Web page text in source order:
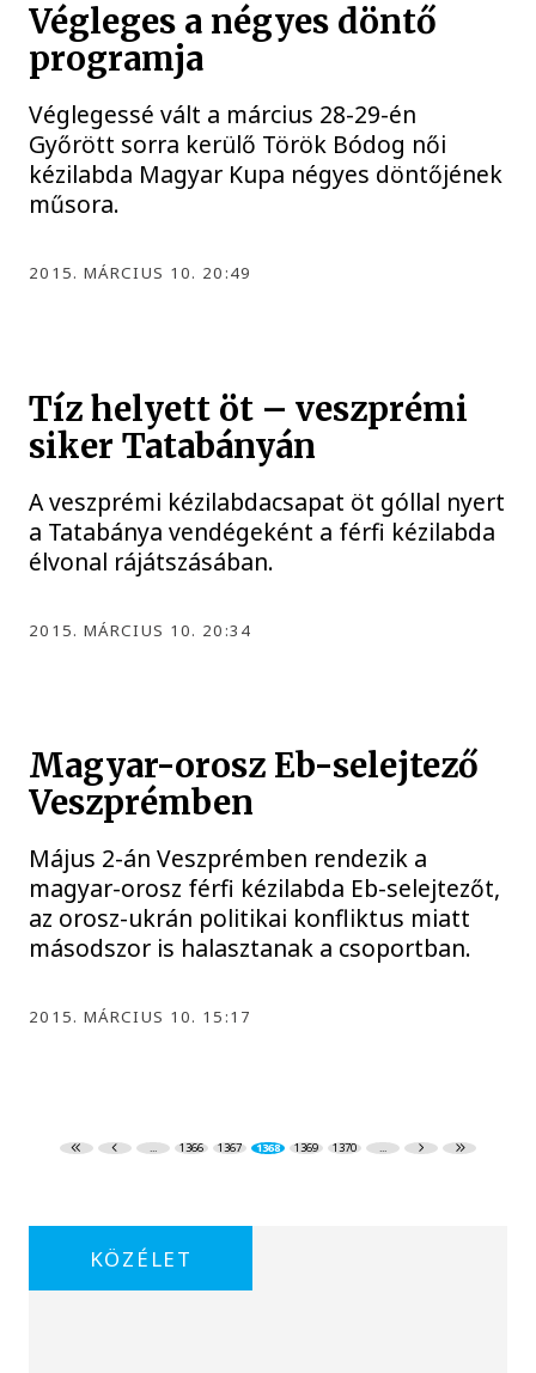
Végleges a négyes döntő
programja
Véglegessé vált a március 28-29-én
Győrött sorra kerülő Török Bódog női
kézilabda Magyar Kupa négyes döntőjének
műsora.
2015. MÁRCIUS 10. 20:49
Tíz helyett öt – veszprémi
siker Tatabányán
A veszprémi kézilabdacsapat öt góllal nyert
a Tatabánya vendégeként a férfi kézilabda
élvonal rájátszásában.
2015. MÁRCIUS 10. 20:34
Magyar-orosz Eb-selejtező
Veszprémben
Május 2-án Veszprémben rendezik a
magyar-orosz férfi kézilabda Eb-selejtezőt,
az orosz-ukrán politikai konfliktus miatt
másodszor is halasztanak a csoportban.
2015. MÁRCIUS 10. 15:17
... 1366 1367 1368 1369 1370 ...
KÖZÉLET